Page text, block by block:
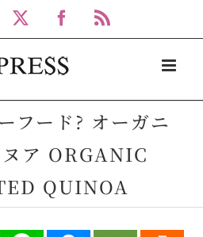
Facebook
フード? オーガニ
ヌア ORGANIC
QUINOA